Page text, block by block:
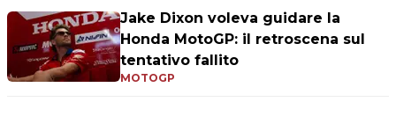
Jake Dixon voleva guidare la
Honda MotoGP: il retroscena sul
tentativo fallito
MOTOGP